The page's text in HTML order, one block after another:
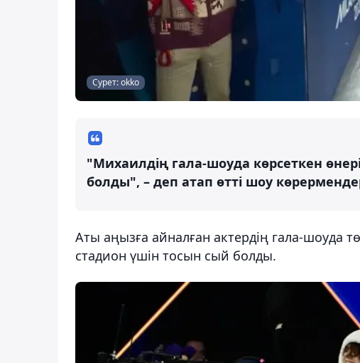
Сурет: okko
"Михаилдің гала-шоуда көрсеткен
болды", – деп атап өтті шоу
Аты аңызға айналған актердің гала-шоуда
стадион үшін тосын сый болды.